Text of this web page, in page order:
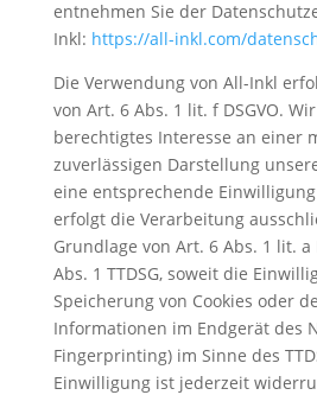
entnehmen Sie der
Inkl: https://all-inkl.com/
Die Verwendung von All-Inkl
von Art. 6 Abs. 1 lit. f DSGVO.
berechtigtes Interesse an einer
zuverlässigen Darstellung
eine entsprechende
erfolgt die Verarbeitung
Grundlage von Art. 6 Abs. 1 lit. a
Abs. 1 TTDSG, soweit die
Speicherung von Cookies oder
Informationen im Endgerät des
Fingerprinting) im Sinne des
Einwilligung ist jederzeit